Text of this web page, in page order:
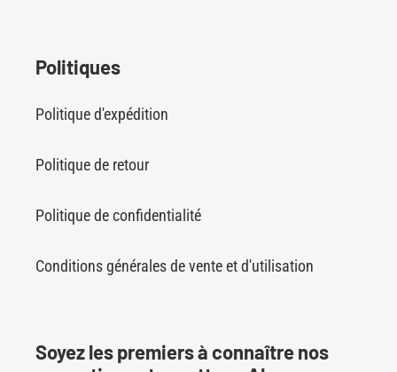
Politiques
Politique d'expédition
Politique de retour
Politique de confidentialité
Conditions générales de vente et d'utilisation
Soyez les premiers à connaître nos